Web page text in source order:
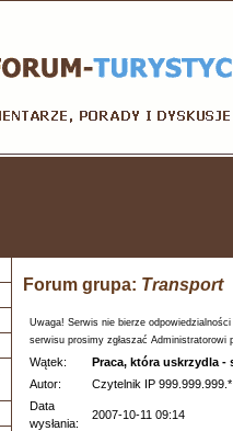
Forum grupa: Transport
Uwaga! Serwis nie bierze
serwisu prosimy zgłaszać Administratorowi
Wątek:
Praca, która uskrzydla -
Autor:
Czytelnik IP 999.999.999.*
Data
wysłania:
2007-10-11 09:14